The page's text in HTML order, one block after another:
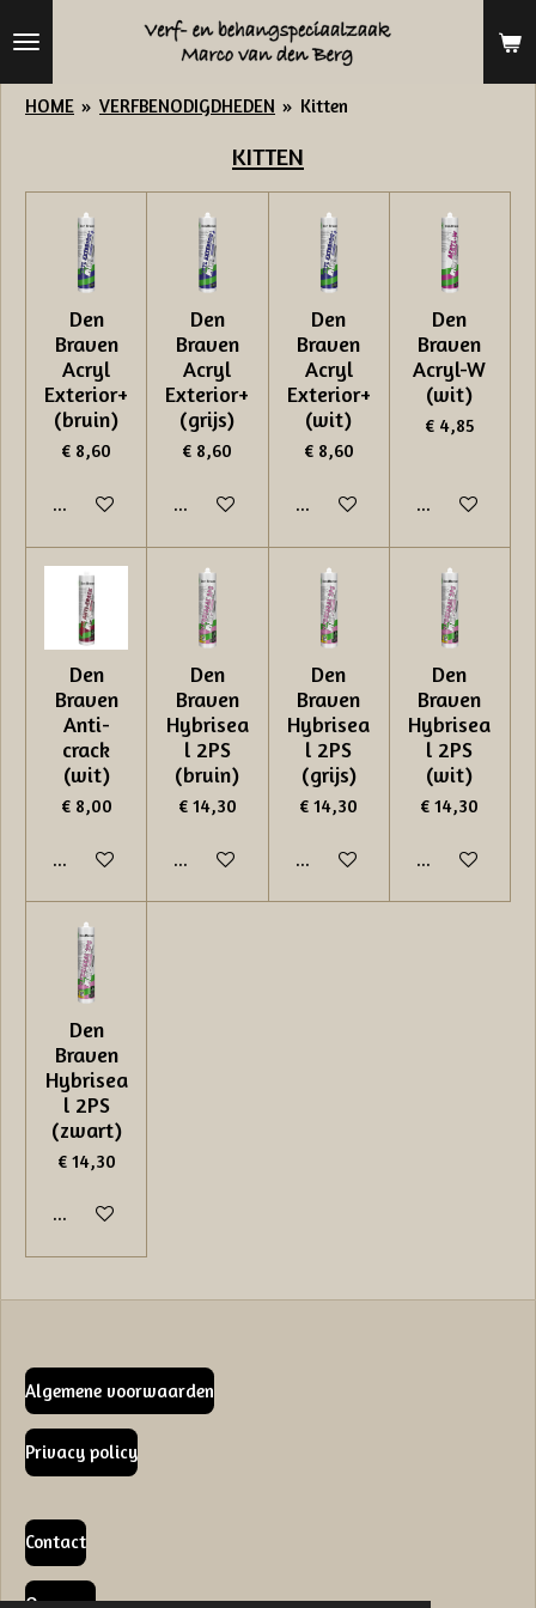
HOME » VERFBENODIGDHEDEN » Kitten
KITTEN
Den
Braven
Acryl
Exterior+
(bruin)
€ 8,60
In winkelwagen
Den
Braven
Acryl
Exterior+
(grijs)
€ 8,60
In winkelwagen
Den
Braven
Acryl
Exterior+
(wit)
€ 8,60
In winkelwagen
Den
Braven
Acryl-W
(wit)
€ 4,85
In
Den
Braven
Anti-
crack
(wit)
€ 8,00
In winkelwagen
Den
Braven
Hybrisea
l 2PS
(bruin)
€ 14,30
In winkelwagen
Den
Braven
Hybrisea
l 2PS
(grijs)
€ 14,30
In winkelwagen
Den
Braven
Hybrisea
l 2PS
(wit)
€ 14,30
In
Den
Braven
Hybrisea
l 2PS
(zwart)
€ 14,30
In winkelwagen
Algemene voorwaarden
Privacy policy
Contact
Over ons